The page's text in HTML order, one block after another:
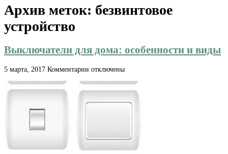
Архив меток: безвинтовое
устройство
Выключатели для дома: особенности и виды
5 марта, 2017 Комментарии к
Выключатели
дома:
отключены